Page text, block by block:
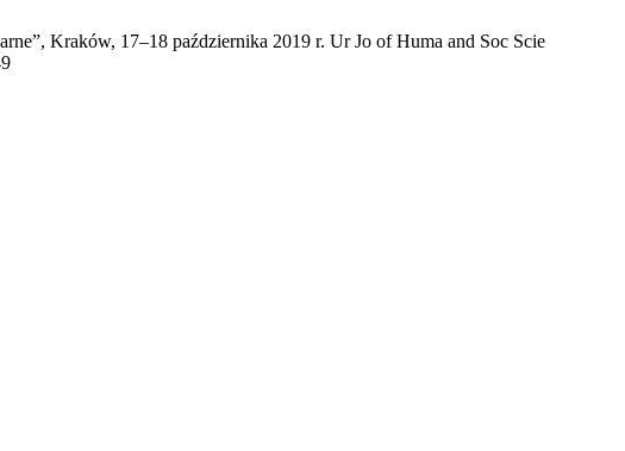
Kraków, 17–18 października 2019 r. Ur Jo of Huma and Soc Scie